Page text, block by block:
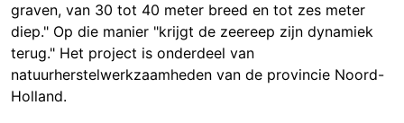
graven, van 30 tot 40 meter breed en tot zes meter
diep." Op die manier "krijgt de zeereep zijn dynamiek
terug." Het project is onderdeel van
natuurherstelwerkzaamheden van de provincie Noord-
Holland.